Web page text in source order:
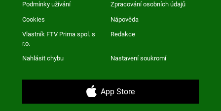
Podmínky užívání Zpracování osobních údajů
Cookies Nápověda
Vlastník FTV Prima spol. s
r.o.
Redakce
Nahlásit chybu Nastavení soukromí
App Store